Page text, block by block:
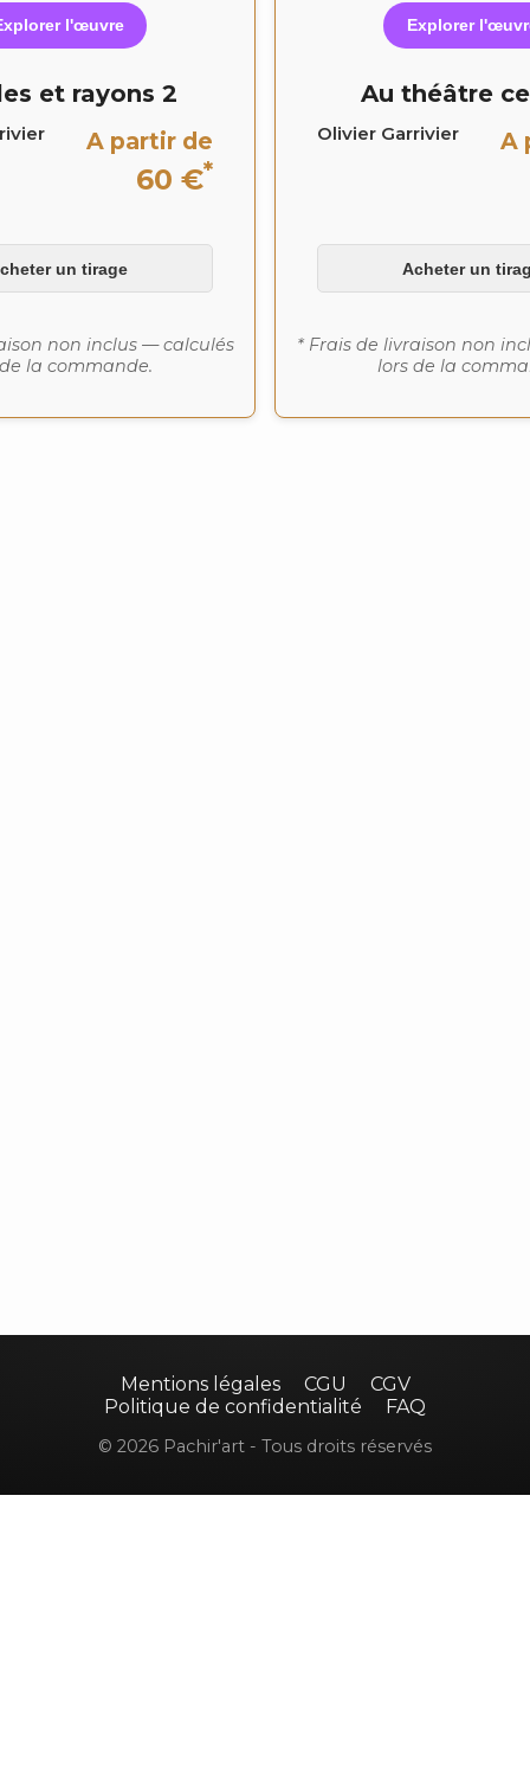
l'œuvre
et rayons 2
A partir de
60 €*
un tirage
non inclus — calculés
la commande.
Explorer
Au théâtre
Olivier Garrivier A
Acheter un
* Frais de livraison non
lors de la
Mentions légales CGU
CGV
Politique de confidentialité
FAQ
© 2026 Pachir'art - Tous droits réservés